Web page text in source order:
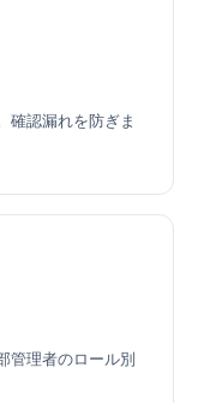
確認漏れを防ぎま
管理者のロール別